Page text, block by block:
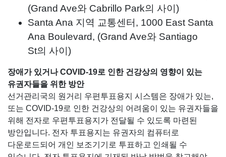
(Grand Ave와 Cabrillo Park의 사이)
Santa Ana 지역 교통센터, 1000 East Santa
Ana Boulevard, (Grand Ave와 Santiago
St의 사이)
장애가 있거나 COVID-19로 인한 건강상의 영향이 있는
유권자들을 위한 방안
선거관리국의 원거리 우편투표용지 시스템은 장애가 있는,
또는 COVID-19로 인한 건강상의 어려움이 있는 유권자들을
위해 전자로 우편투표용지가 전달될 수 있도록 마련된
방안입니다. 전자 투표용지는 유권자의 컴퓨터로
다운로드되어 개인 보조기기로 투표하고 인쇄될 수